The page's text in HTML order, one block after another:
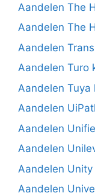
Aandelen The
Aandelen The
Aandelen
Aandelen Turo
Aandelen Tuya
Aandelen
Aandelen
Aandelen
Aandelen Unity
Aandelen